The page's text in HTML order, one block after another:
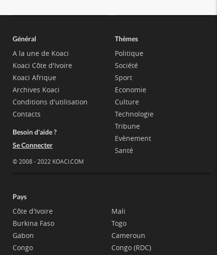
Général
A la une de Koaci
Koaci Côte d'Ivoire
Koaci Afrique
Archives Koaci
Conditions d'utilisation
Contacts
Besoin d'aide ?
Se Connecter
© 2008 - 2022 KOACI.COM
Thèmes
Politique
Société
Sport
Economie
Culture
Technologie
Tribune
Evènement
Santé
Pays
Côte d'Ivoire
Burkina Faso
Gabon
Congo
Mali
Togo
Cameroun
Congo (RDC)